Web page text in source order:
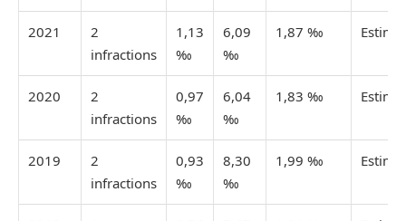
2021
2
infractions
1,13
‰
6,09
‰
1,87 ‰
2020
2
infractions
0,97
‰
6,04
‰
1,83 ‰
2019
2
infractions
0,93
‰
8,30
‰
1,99 ‰